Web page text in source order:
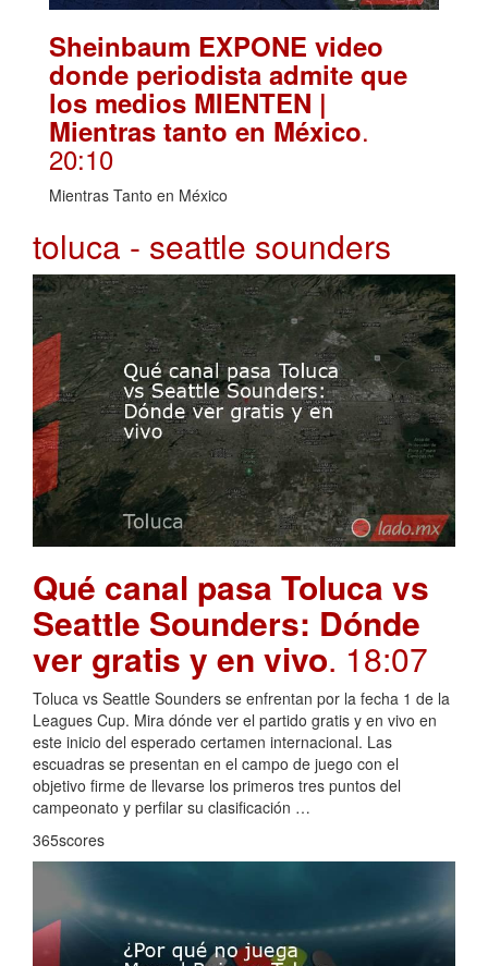
Sheinbaum EXPONE video
donde periodista admite que
los medios MIENTEN |
Mientras tanto en México.
20:10
Mientras Tanto en México
toluca - seattle sounders
Qué canal pasa Toluca vs
Seattle Sounders: Dónde
ver gratis y en vivo. 18:07
Toluca vs Seattle Sounders se enfrentan por la fecha 1 de la
Leagues Cup. Mira dónde ver el partido gratis y en vivo en
este inicio del esperado certamen internacional. Las
escuadras se presentan en el campo de juego con el
objetivo firme de llevarse los primeros tres puntos del
campeonato y perfilar su clasificación …
365scores